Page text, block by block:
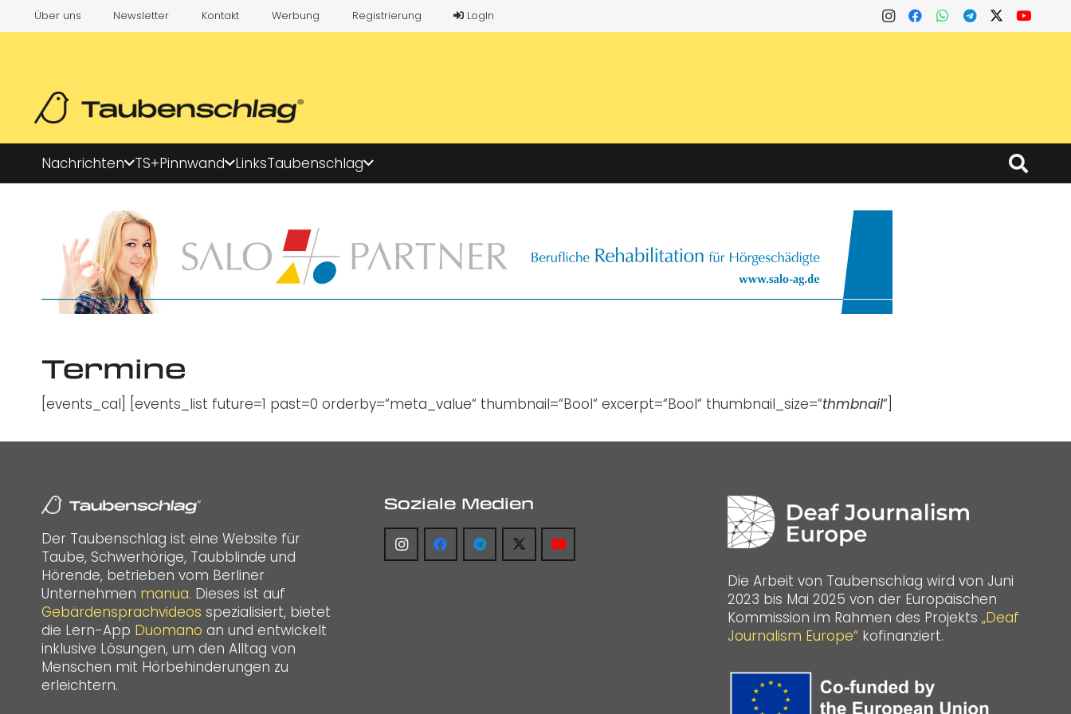
Über uns Newsletter Kontakt Werbung Registrierung LogIn
Nachrichten TS+Pinnwand LinksTaubenschlag
Termine
[events_cal] [events_list future=1 past=0 orderby=“meta_value“ thumbnail=“Bool“ excerpt=“Bool“ thumbnail_size=“thmbnail“]
Der Taubenschlag ist eine Website für
Taube, Schwerhörige, Taubblinde und
Hörende, betrieben vom Berliner
Unternehmen manua. Dieses ist auf
Gebärdensprachvideos spezialisiert, bietet
die Lern-App Duomano an und entwickelt
inklusive Lösungen, um den Alltag von
Menschen mit Hörbehinderungen zu
erleichtern.
Soziale Medien
Die Arbeit von Taubenschlag wird von Juni
2023 bis Mai 2025 von der Europäischen
Kommission im Rahmen des Projekts „Deaf
Journalism Europe“ kofinanziert.